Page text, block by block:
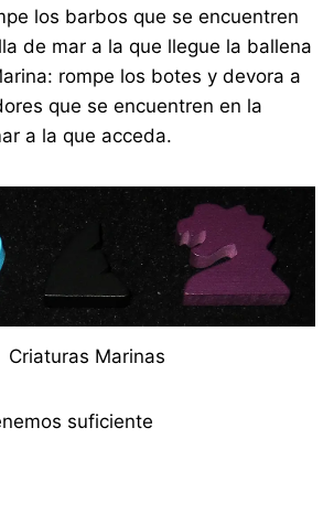
los barbos que se encuentren
de mar a la que llegue la ballena
rompe los botes y devora a
que se encuentren en la
a la que acceda.
Criaturas Marinas
suficiente